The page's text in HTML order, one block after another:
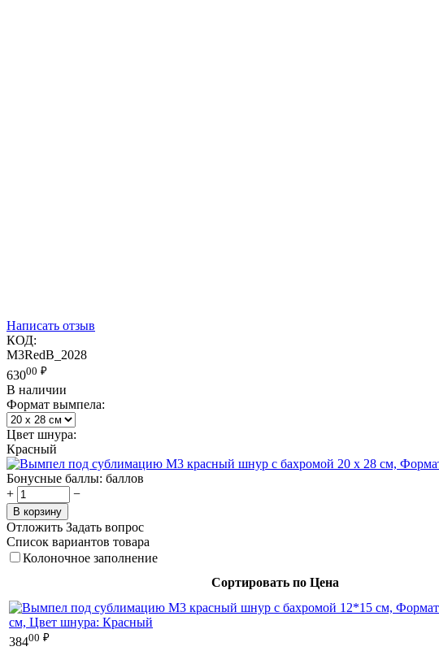
Написать отзыв
КОД:
M3RedB_2028
63000 ₽
В наличии
Формат вымпела:
Цвет шнура:
Красный
Бонусные баллы: баллов
+
−
В корзину
Отложить Задать вопрос
Список вариантов товара
Колоночное заполнение
Сортировать по Цена
38400 ₽